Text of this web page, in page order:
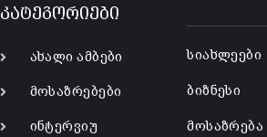
კატეგორიები
ახალი ამბები
მოსაზრებები
ინტერვიუ
სიახლეები
ბიზნესი
მოსაზრება